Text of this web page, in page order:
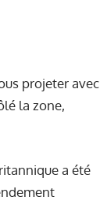
projeter avec
la zone,
a été